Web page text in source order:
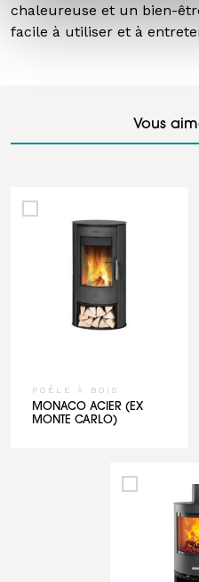
chaleureuse et un bien-
facile à utiliser et à
Vous
POÊLE À BOIS
MONACO ACIER (EX
MONTE CARLO)